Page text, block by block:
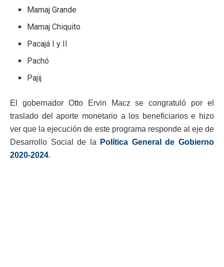
Mamaj Grande
Mamaj Chiquito
Pacajá I y II
Pachó
Pajij
El gobernador Otto Ervin Macz se congratuló por el
traslado del aporte monetario a los beneficiarios e hizo
ver que la ejecución de este programa responde al eje de
Desarrollo Social de la
Política General de Gobierno
2020-2024.